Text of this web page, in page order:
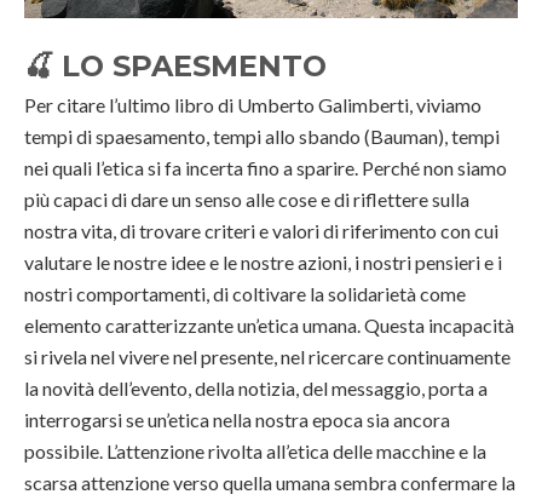
🍒 LO SPAESMENTO
Per citare l’ultimo libro di Umberto Galimberti, viviamo
tempi di spaesamento, tempi allo sbando (Bauman), tempi
nei quali l’etica si fa incerta fino a sparire. Perché non siamo
più capaci di dare un senso alle cose e di riflettere sulla
nostra vita, di trovare criteri e valori di riferimento con cui
valutare le nostre idee e le nostre azioni, i nostri pensieri e i
nostri comportamenti, di coltivare la solidarietà come
elemento caratterizzante un’etica umana. Questa incapacità
si rivela nel vivere nel presente, nel ricercare continuamente
la novità dell’evento, della notizia, del messaggio, porta a
interrogarsi se un’etica nella nostra epoca sia ancora
possibile. L’attenzione rivolta all’etica delle macchine e la
scarsa attenzione verso quella umana sembra confermare la